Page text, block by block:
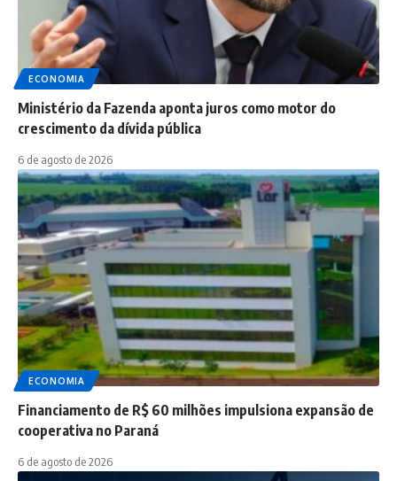
ECONOMIA
Ministério da Fazenda aponta juros como motor do
crescimento da dívida pública
6 de agosto de 2026
ECONOMIA
Financiamento de R$ 60 milhões impulsiona expansão de
cooperativa no Paraná
6 de agosto de 2026